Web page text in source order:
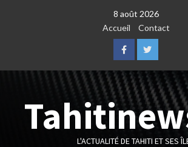
8 août 2026
Accueil
Contact
FacebookTwitter
L'ACTUALITÉ DE TAHITI ET SES